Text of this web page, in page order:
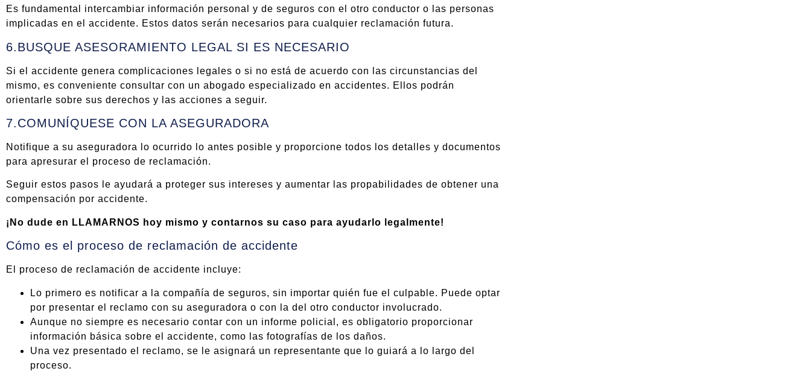
Es fundamental intercambiar información personal y de seguros con el otro conductor o las personas
implicadas en el accidente. Estos datos serán necesarios para cualquier reclamación futura.
6.BUSQUE ASESORAMIENTO LEGAL SI ES NECESARIO
Si el accidente genera complicaciones legales o si no está de acuerdo con las circunstancias del
mismo, es conveniente consultar con un abogado especializado en accidentes. Ellos podrán
orientarle sobre sus derechos y las acciones a seguir.
7.COMUNÍQUESE CON LA ASEGURADORA
Notifique a su aseguradora lo ocurrido lo antes posible y proporcione todos los detalles y documentos
para apresurar el proceso de reclamación.
Seguir estos pasos le ayudará a proteger sus intereses y aumentar las propabilidades de obtener una
compensación por accidente.
¡No dude en LLAMARNOS hoy mismo y contarnos su caso para ayudarlo legalmente!
Cómo es el proceso de reclamación de accidente
El proceso de reclamación de accidente incluye:
Lo primero es notificar a la compañía de seguros, sin importar quién fue el culpable. Puede optar
por presentar el reclamo con su aseguradora o con la del otro conductor involucrado.
Aunque no siempre es necesario contar con un informe policial, es obligatorio proporcionar
información básica sobre el accidente, como las fotografías de los daños.
Una vez presentado el reclamo, se le asignará un representante que lo guiará a lo largo del
proceso.